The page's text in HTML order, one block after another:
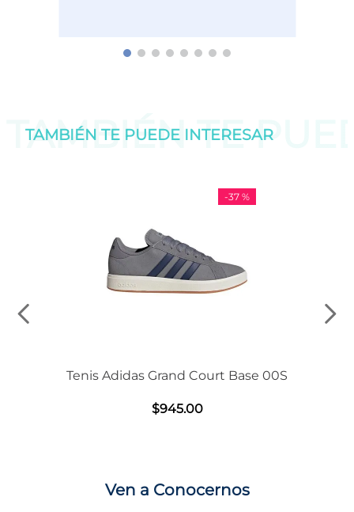
TAMBIÉN TE
TAMBIÉN TE PUEDE INTERESAR
-37 %
Tenis Adidas Grand Court Base 00S
$945.00
Ven a Conocernos